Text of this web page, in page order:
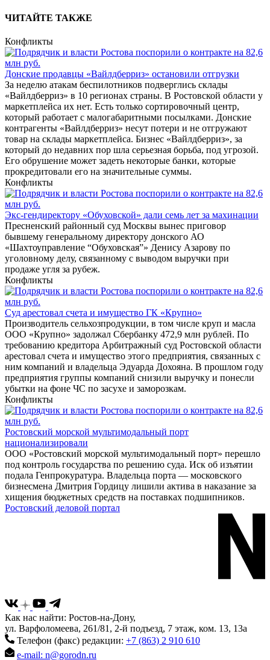
ЧИТАЙТЕ ТАКЖЕ
Конфликты
Донские продавцы «Вайлдберриз» остановили отгрузки
За неделю атакам беспилотников подверглись склады
«Вайлдберриз» в 10 регионах страны. В Ростовской области у
маркетплейса их нет. Есть только сортировочный центр,
который работает с малогабаритными посылками. Донские
контрагенты «Вайлдберриз» несут потери и не отгружают
товар на склады маркетплейса. Бизнес «Вайлдберриз», за
который до недавних пор шла серьезная борьба, под угрозой.
Его обрушение может задеть некоторые банки, которые
прокредитовали его на значительные суммы.
Конфликты
Экс-гендиректору «Обуховской» дали семь лет за махинации
Пресненский районный суд Москвы вынес приговор
бывшему генеральному директору донского АО
«Шахтоуправление “Обуховская”» Денису Азарову по
уголовному делу, связанному с выводом выручки при
продаже угля за рубеж.
Конфликты
Суд арестовал счета и имущество ГК «Крупно»
Производитель сельхозпродукции, в том числе круп и масла
ООО «Крупно» задолжал Сбербанку 472,9 млн рублей. По
требованию кредитора Арбитражный суд Ростовской области
арестовал счета и имущество этого предприятия, связанных с
ним компаний и владельца Эдуарда Дохояна. В прошлом году
предприятия группы компаний снизили выручку и понесли
убытки на фоне ЧС по засухе и заморозкам.
Конфликты
Ростовский морской мультимодальный порт
национализировали
ООО «Ростовский морской мультимодальный порт» перешло
под контроль государства по решению суда. Иск об изъятии
подала Генпрокуратура. Владельца порта — московского
бизнесмена Дмитрия Гордицу лишили актива в наказание за
хищения бюджетных средств на поставках подшипников.
Ростовский деловой портал
Как нас найти: Ростов-на-Дону,
ул. Варфоломеева, 261/81, 2-й подъезд, 7 этаж, ком. 13, 13а
Телефон (факс) редакции: +7 (863) 2 910 610
e-mail: n@gorodn.ru